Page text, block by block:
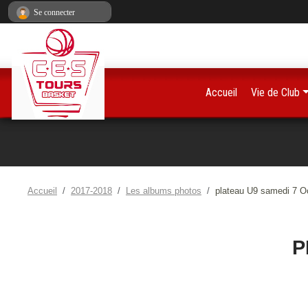
Accueil 2017-2018 Les albums photos plateau U9 samedi 7
Accueil Vie de Club
Se connecter
Panneau de gestion des cookies